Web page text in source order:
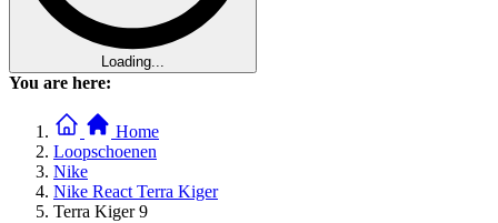
Loading...
You are here:
Home
Loopschoenen
Nike
Nike React Terra Kiger
Terra Kiger 9